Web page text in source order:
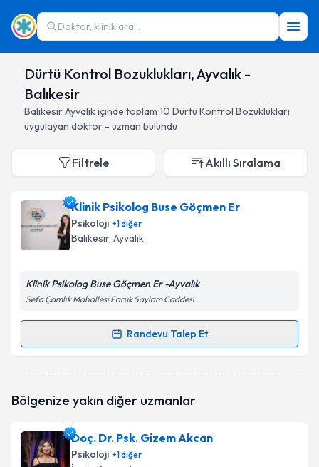
Doktor, klinik ara...
Dürtü Kontrol Bozuklukları, Ayvalık -
Balıkesir
BalıkesirAyvalıkiçinde toplam 10 Dürtü Kontrol Bozuklukları
uygulayan doktor - uzman bulundu
Filtrele Akıllı Sıralama
Klinik Psikolog Buse Göçmen Er
Psikoloji +1diğer
Balıkesir, Ayvalık
Klinik Psikolog Buse Göçmen Er -Ayvalık
Sefa Çamlık Mahallesi Faruk Saylam Caddesi
Randevu Talep Et
Randevu Takvimi Talebi
takvimi talebi oluşturun. Size bu uzmandan randevu
bilgilendireceğiz.
E-posta Adresiniz
Bölgenize yakın diğer uzmanlar
Doç. Dr. Psk. Gizem Akcan
Psikoloji +1diğer